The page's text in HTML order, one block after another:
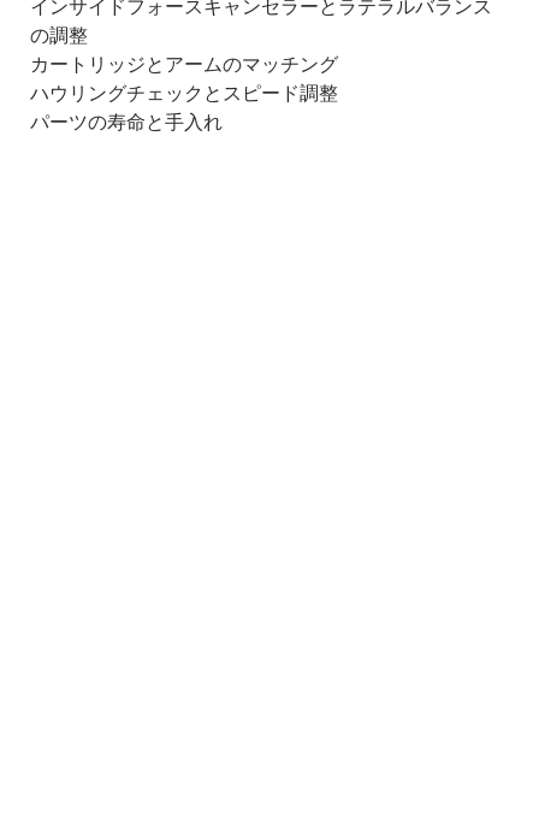
インサイドフォースキャンセラーとラテラルバランス
の調整
カートリッジとアームのマッチング
ハウリングチェックとスピード調整
パーツの寿命と手入れ